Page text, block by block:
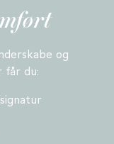
og
får du: